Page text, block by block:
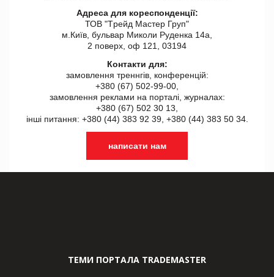
Адреса для кореспонденції:
ТОВ "Tрейд Мастер Груп"
м.Київ, бульвар Миколи Руденка 14а,
2 поверх, оф 121, 03194
Контакти для:
замовлення треннгів, конференцій:
+380 (67) 502-99-00,
замовлення реклами на порталі, журналах:
+380 (67) 502 30 13,
інші питання: +380 (44) 383 92 39, +380 (44) 383 50 34.
написати нам
ТЕМИ ПОРТАЛА TRADEMASTER